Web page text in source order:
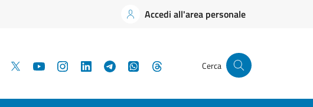
Accedi all'area personale
Facebook YouTubeInstagramLinkedInTelegramWhatsApp Cerca